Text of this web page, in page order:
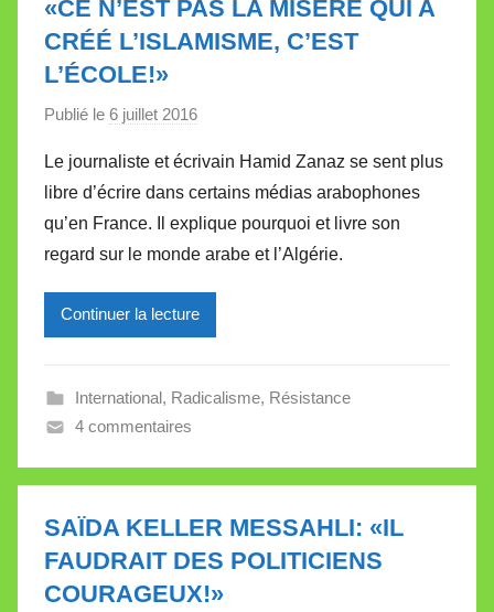
e
«CE N’EST PAS LA MISÈRE QUI A
CRÉÉ L’ISLAMISME, C’EST
L’ÉCOLE!»
Publié le 6 juillet 2016
r
M
i
r
i
l
e
l
l
t
t
Le journaliste et écrivain Hamid Zanaz se sent plus
libre d’écrire dans certains médias arabophones
qu’en France. Il explique pourquoi et livre son
regard sur le monde arabe et l’Algérie.
Continuer la lecture
International, Radicalisme, Résistance
4 commentaires
SAÏDA KELLER MESSAHLI: «IL
FAUDRAIT DES POLITICIENS
COURAGEUX!»